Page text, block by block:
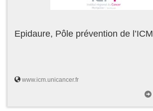
Epidaure, Pôle prévention de l’ICM
www.icm.unicancer.fr